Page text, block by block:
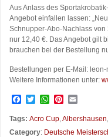
Aus Anlass des
Angebot einfallen lassen:
Schnupper-Abo-Nachlass von
nur 12,40 €. Das Angebot gilt
brauchen bei der Bestellung
Bestellungen per E-Mail:
Weitere Informationen unter:
Facebook
TwitterWhatsApp
Pinterest
Tags: Acro Cup,Albershausen,
Category: Deutsche